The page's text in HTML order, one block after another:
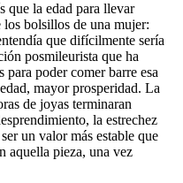
que la edad para llevar
bolsillos de una mujer:
que difícilmente sería
posmileurista que ha
para poder comer barre esa
mayor prosperidad. La
de joyas terminaran
la estrechez
un valor más estable que
aquella pieza, una vez